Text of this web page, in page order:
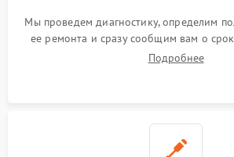
Мы проведем диагностику, определим
ее ремонта и сразу сообщим вам о
Подробнее